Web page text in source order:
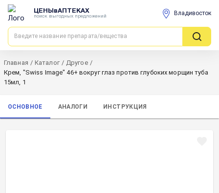
ЦЕНЫвАПТЕКАХ
поиск выгодных предложений Владивосток
Главная / Каталог / Другое /
Крем, "Swiss Image" 46+ вокруг глаз против глубоких морщин туба
15мл, 1
ОСНОВНОЕ АНАЛОГИ ИНСТРУКЦИЯ